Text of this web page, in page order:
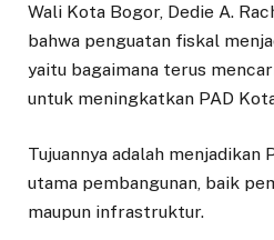
Wali Kota Bogor, Dedie A.
bahwa penguatan fiskal
yaitu bagaimana terus
untuk meningkatkan PAD
Tujuannya adalah menjadikan
utama pembangunan, baik
maupun infrastruktur.